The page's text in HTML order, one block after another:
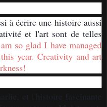
à écrire une histoire aussi
et l'art sont de telles
so glad I have managed
year. Creativity and art